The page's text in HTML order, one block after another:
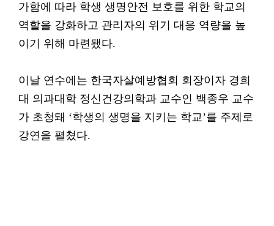
가함에 따라 학생 생명안전 보호를 위한 학교의
역할을 강화하고 관리자의 위기 대응 역량을 높
이기 위해 마련됐다.
이날 연수에는 한국자살예방협회 회장이자 경희
대 의과대학 정신건강의학과 교수인 백종우 교수
가 초청돼 ‘학생의 생명을 지키는 학교’를 주제로
강연을 펼쳤다.